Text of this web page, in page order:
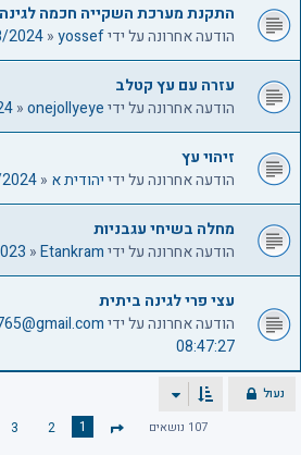
התקנת מערכת השקייה חכמה לגינה
הודעה אחרונה על ידיyossef
«
- 00:54:15
עזרה עם עץ קטלב
הודעה אחרונה על ידיonejollyeye
«
זיהוי עץ
הודעה אחרונה על ידייהודית א «
מחלה בשיחי עגבניות
הודעה אחרונה על ידיEtankram
«
עצי פרי לגינה ביתית
הודעה אחרונה על ידי
08:47:27
נעול
107 נושאים
ד
1
2
3